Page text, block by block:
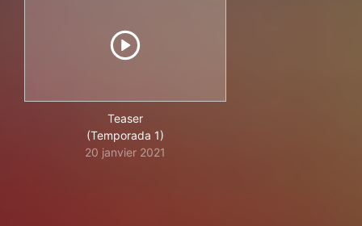
Teaser
(Temporada 1)
20 janvier 2021